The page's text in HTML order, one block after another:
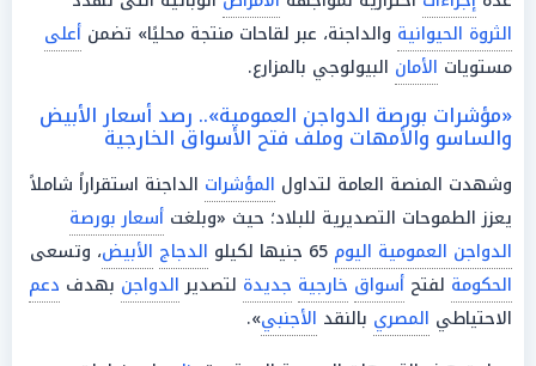
الثروة الحيوانية والداجنة، عبر لقاحات منتجة محليًا» تضمن أعلى
مستويات الأمان البيولوجي بالمزارع.
«مؤشرات بورصة الدواجن العمومية».. رصد أسعار الأبيض
والساسو والأمهات وملف فتح الأسواق الخارجية
وشهدت المنصة العامة لتداول المؤشرات الداجنة استقراراً شاملاً
يعزز الطموحات التصديرية للبلاد؛ حيث «وبلغت أسعار بورصة
الدواجن العمومية اليوم
الدجاج الأبيض، وتسعى
الحكومة لفتح أسواق خارجية جديدة لتصديرالدواجن بهدف دعم
الاحتياطي المصري بالنقد الأجنبي».